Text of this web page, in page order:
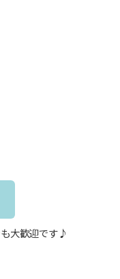
大歓迎です♪